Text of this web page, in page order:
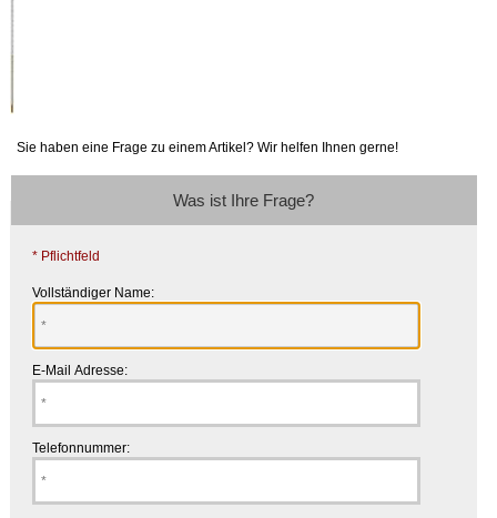
Sie haben eine Frage zu einem Artikel? Wir helfen Ihnen gerne!
Was ist Ihre Frage?
* Pflichtfeld
Vollständiger Name:
E-Mail Adresse:
Telefonnummer: